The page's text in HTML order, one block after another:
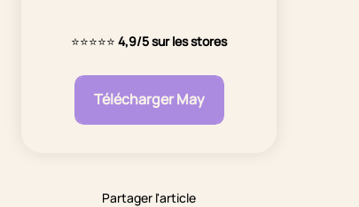
⭐⭐⭐⭐⭐ 4,9/5 sur les stores
Télécharger May
Partager l'article